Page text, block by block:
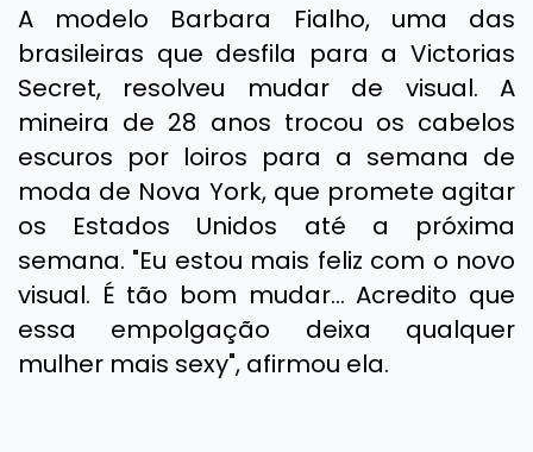
A modelo Barbara Fialho, uma das
brasileiras que desfila para a Victorias
Secret, resolveu mudar de visual. A
mineira de 28 anos trocou os cabelos
escuros por loiros para a semana de
moda de Nova York, que promete agitar
os Estados Unidos até a próxima
semana. "Eu estou mais feliz com o novo
visual. É tão bom mudar... Acredito que
essa empolgação deixa qualquer
mulher mais sexy", afirmou ela.